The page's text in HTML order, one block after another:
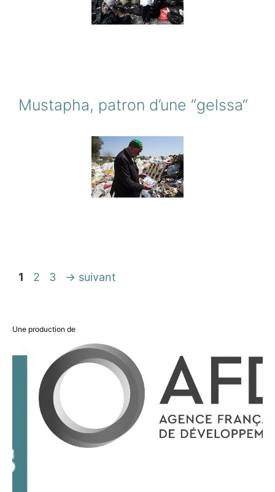
Mustapha, patron d’une “gelssa“
Navigation
Page
1 Page
2 Page
3 → suivant
Une production de